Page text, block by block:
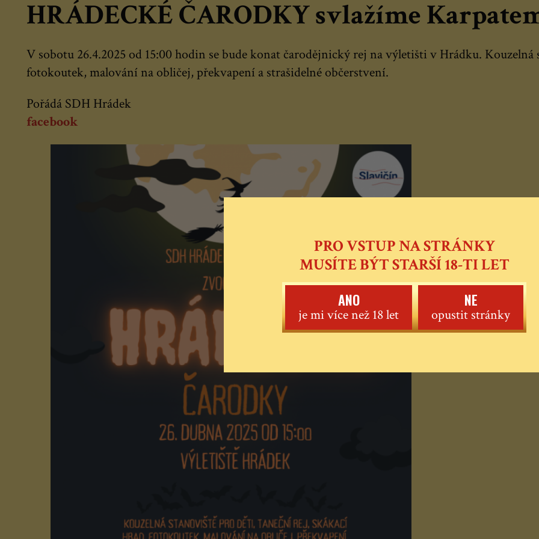
PRO VSTUP NA STRÁNKY
MUSÍTE BÝT STARŠÍ 18-TI LET
ANO
je mi více než 18 let
NE
opustit stránky
HRÁDECKÉ ČARODKY svlažíme Karpatem
V sobotu 26.4.2025 od 15:00 hodin se bude konat čarodějnický rej na výletišti v Hrádku.
fotokoutek, malování na obličej, překvapení a strašidelné občerstvení.
Pořádá SDH Hrádek
facebook